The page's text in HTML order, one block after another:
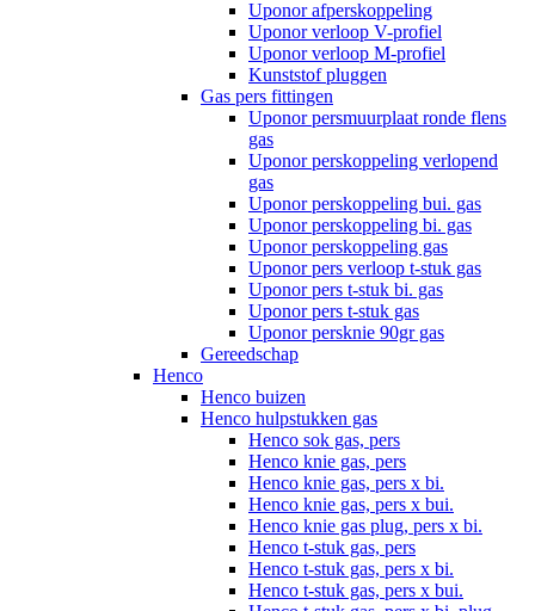
Uponor afperskoppeling
Uponor verloop V-profiel
Uponor verloop M-profiel
Kunststof pluggen
Gas pers fittingen
Uponor persmuurplaat ronde flens
gas
Uponor perskoppeling verlopend
gas
Uponor perskoppeling bui. gas
Uponor perskoppeling bi. gas
Uponor perskoppeling gas
Uponor pers verloop t-stuk gas
Uponor pers t-stuk bi. gas
Uponor pers t-stuk gas
Uponor persknie 90gr gas
Gereedschap
Henco
Henco buizen
Henco hulpstukken gas
Henco sok gas, pers
Henco knie gas, pers
Henco knie gas, pers x bi.
Henco knie gas, pers x bui.
Henco knie gas plug, pers x bi.
Henco t-stuk gas, pers
Henco t-stuk gas, pers x bi.
Henco t-stuk gas, pers x bui.